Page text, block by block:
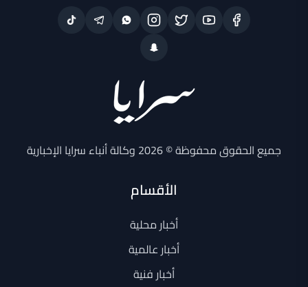
جميع الحقوق محفوظة © 2026 وكالة أنباء سرايا الإخبارية
الأقسام
أخبار محلية
أخبار عالمية
أخبار فنية